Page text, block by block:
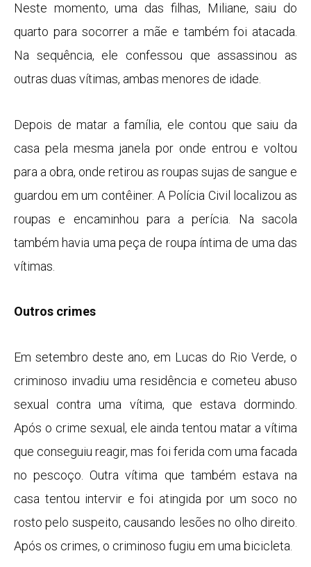
Neste momento, uma das filhas, Miliane, saiu do
quarto para socorrer a mãe e também foi atacada.
Na sequência, ele confessou que assassinou as
outras duas vítimas, ambas menores de idade.
Depois de matar a família, ele contou que saiu da
casa pela mesma janela por onde entrou e voltou
para a obra, onde retirou as roupas sujas de sangue e
guardou em um contêiner. A Polícia Civil localizou as
roupas e encaminhou para a perícia. Na sacola
também havia uma peça de roupa íntima de uma das
vítimas.
Outros crimes
Em setembro deste ano, em Lucas do Rio Verde, o
criminoso invadiu uma residência e cometeu abuso
sexual contra uma vítima, que estava dormindo.
Após o crime sexual, ele ainda tentou matar a vítima
que conseguiu reagir, mas foi ferida com uma facada
no pescoço. Outra vítima que também estava na
casa tentou intervir e foi atingida por um soco no
rosto pelo suspeito, causando lesões no olho direito.
Após os crimes, o criminoso fugiu em uma bicicleta.